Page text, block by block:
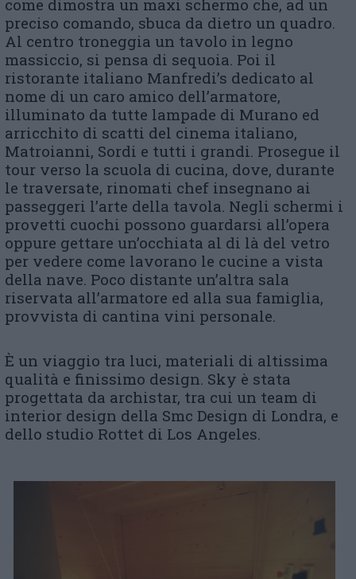
come dimostra un maxi schermo che, ad un
preciso comando, sbuca da dietro un quadro.
Al centro troneggia un tavolo in legno
massiccio, si pensa di sequoia. Poi il
ristorante italiano Manfredi’s dedicato al
nome di un caro amico dell’armatore,
illuminato da tutte lampade di Murano ed
arricchito di scatti del cinema italiano,
Matroianni, Sordi e tutti i grandi. Prosegue il
tour verso la scuola di cucina, dove, durante
le traversate, rinomati chef insegnano ai
passeggeri l’arte della tavola. Negli schermi i
provetti cuochi possono guardarsi all’opera
oppure gettare un’occhiata al di là del vetro
per vedere come lavorano le cucine a vista
della nave. Poco distante un’altra sala
riservata all’armatore ed alla sua famiglia,
provvista di cantina vini personale.
È un viaggio tra luci, materiali di altissima
qualità e finissimo design. Sky è stata
progettata da archistar, tra cui un team di
interior design della Smc Design di Londra, e
dello studio Rottet di Los Angeles.